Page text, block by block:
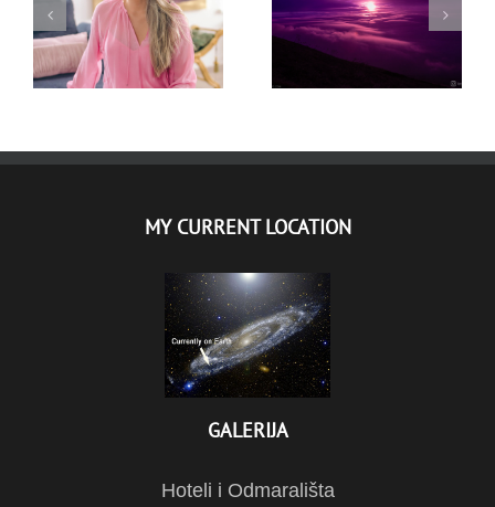
LEPA – PHOTO
SESSION
NOĆNI USPON –
KRATKODNEVNICA –
21.12.2020.
MY CURRENT LOCATION
GALERIJA
Hoteli i Odmarališta